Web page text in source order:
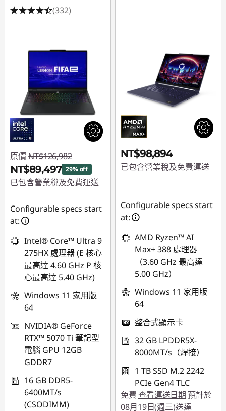
(332)
原價 NT$126,982
NT$89,497 29% off
已包含營業稅及免費運送
NT$37,485
Configurable specs start
at:
Intel® Core™ Ultra 9
275HX 處理器 (E 核心
最高達 4.60 GHz P 核
心最高達 5.40 GHz)
Windows 11 家用版
64
NVIDIA® GeForce
RTX™ 5070 Ti 筆記型
電腦 GPU 12GB
GDDR7
16 GB DDR5-
6400MT/s
(CSODIMM)
NT$98,894
已包含營業稅及免費運送
Configurable specs start
at:
AMD Ryzen™ AI
Max+ 388 處理器
（3.60 GHz 最高達
5.00 GHz）
Windows 11 家用版
64
整合式顯示卡
32 GB LPDDR5X-
8000MT/s（焊接）
1 TB SSD M.2 2242
PCIe Gen4 TLC
免費 查看運送日期預計於
08月19日(週三)送達